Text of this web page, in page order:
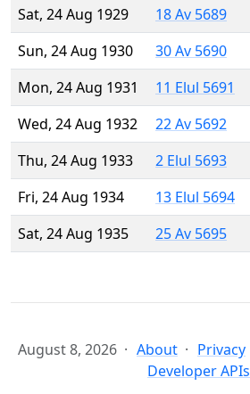
Sat, 24 Aug 1929
18 Av 5689
Sun, 24 Aug 1930
30 Av 5690
Mon, 24 Aug 1931
11 Elul 5691
Wed, 24 Aug 1932
22 Av 5692
Thu, 24 Aug 1933
2 Elul 5693
Fri, 24 Aug 1934
13 Elul 5694
Sat, 24 Aug 1935
25 Av 5695
August 8, 2026 About Privacy
Developer APIs